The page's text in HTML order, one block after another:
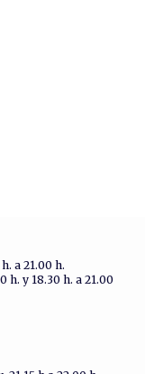
a 21.00 h.
h. y 18.30 h. a 21.00